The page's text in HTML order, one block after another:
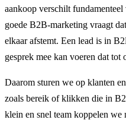
aankoop verschilt
goede B2B-marketing vraagt
elkaar afstemt. Een lead is in
gesprek mee kan voeren dat tot
Daarom sturen we op klanten
zoals bereik of klikken die in
klein en snel team koppelen we